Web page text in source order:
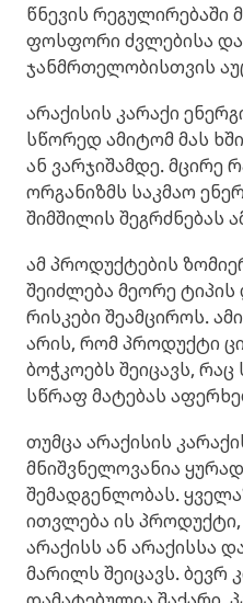
წნევის რეგულირებაში
ფოსფორი ძვლებისა და
ჯანმრთელობისთვის
არაქისის კარაქი
სწორედ ამიტომ მას
ან ვარჯიშამდე. მცირე
ორგანიზმს საკმაო
შიმშილის შეგრძნებას
ამ პროდუქტების
შეიძლება მეორე ტიპის
რისკები შეამციროს.
არის, რომ პროდუქტი
ბოჭკოებს შეიცავს,
სწრაფ მატებას
თუმცა არაქისის
მნიშვნელოვანია
შემადგენლობას.
ითვლება ის
არაქისს ან არაქისსა
მარილს შეიცავს.